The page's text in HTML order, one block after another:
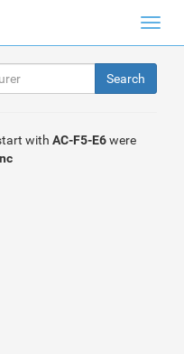
with AC-F5-E6were